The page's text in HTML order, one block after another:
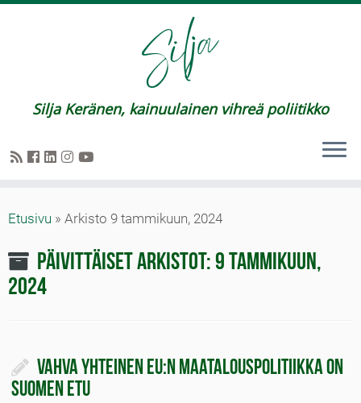
Silja Keränen, kainuulainen vihreä poliitikko
Etusivu » Arkisto 9 tammikuun, 2024
Päivittäiset arkistot:9 tammikuun,
2024
Vahva yhteinen EU:n maatalouspolitiikka on
Suomen etu